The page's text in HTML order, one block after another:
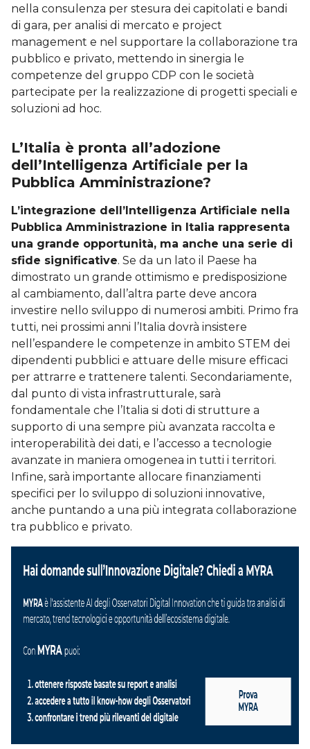
nella consulenza per stesura dei capitolati e bandi
di gara, per analisi di mercato e project
management e nel supportare la collaborazione tra
pubblico e privato, mettendo in sinergia le
competenze del gruppo CDP con le società
partecipate per la realizzazione di progetti speciali e
soluzioni ad hoc.
L’Italia è pronta all’adozione
dell’Intelligenza Artificiale per la
Pubblica Amministrazione?
L’integrazione dell’Intelligenza Artificiale nella
Pubblica Amministrazione in Italia rappresenta
una grande opportunità, ma anche una serie di
sfide significative. Se da un lato il Paese ha
dimostrato un grande ottimismo e predisposizione
al cambiamento, dall’altra parte deve ancora
investire nello sviluppo di numerosi ambiti. Primo fra
tutti, nei prossimi anni l’Italia dovrà insistere
nell’espandere le competenze in ambito STEM dei
dipendenti pubblici e attuare delle misure efficaci
per attrarre e trattenere talenti. Secondariamente,
dal punto di vista infrastrutturale, sarà
fondamentale che l’Italia si doti di strutture a
supporto di una sempre più avanzata raccolta e
interoperabilità dei dati, e l’accesso a tecnologie
avanzate in maniera omogenea in tutti i territori.
Infine, sarà importante allocare finanziamenti
specifici per lo sviluppo di soluzioni innovative,
anche puntando a una più integrata collaborazione
tra pubblico e privato.